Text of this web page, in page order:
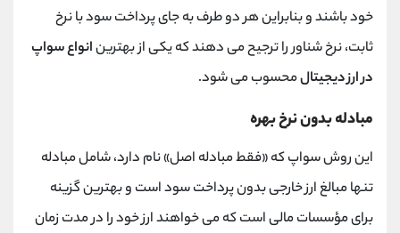
خود باشند و بنابراین هر دو طرف به جای پرداخت سود با نرخ
ثابت، نرخ شناور را ترجیح می دهند که یکی از بهترینانواع سواپ
در ارز دیجیتالمحسوب می شود.
مبادله بدون نرخ بهره
این روش سواپ که «فقط مبادله اصل» نام دارد، شامل مبادله
تنها مبالغ ارز خارجی بدون پرداخت سود است و بهترین گزینه
برای مؤسسات مالی است که می خواهند ارز خود را در مدت زمان